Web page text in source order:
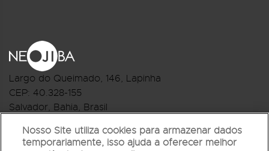
Largo do Queimado, 146, Lapinha
CEP: 40.328-155
Salvador, Bahia, Brasil
R.Monte Castelo Nº 62, Bairro Barbalho
Nosso Site utiliza cookies para armazenar dados
temporariamente, isso ajuda a oferecer melhor